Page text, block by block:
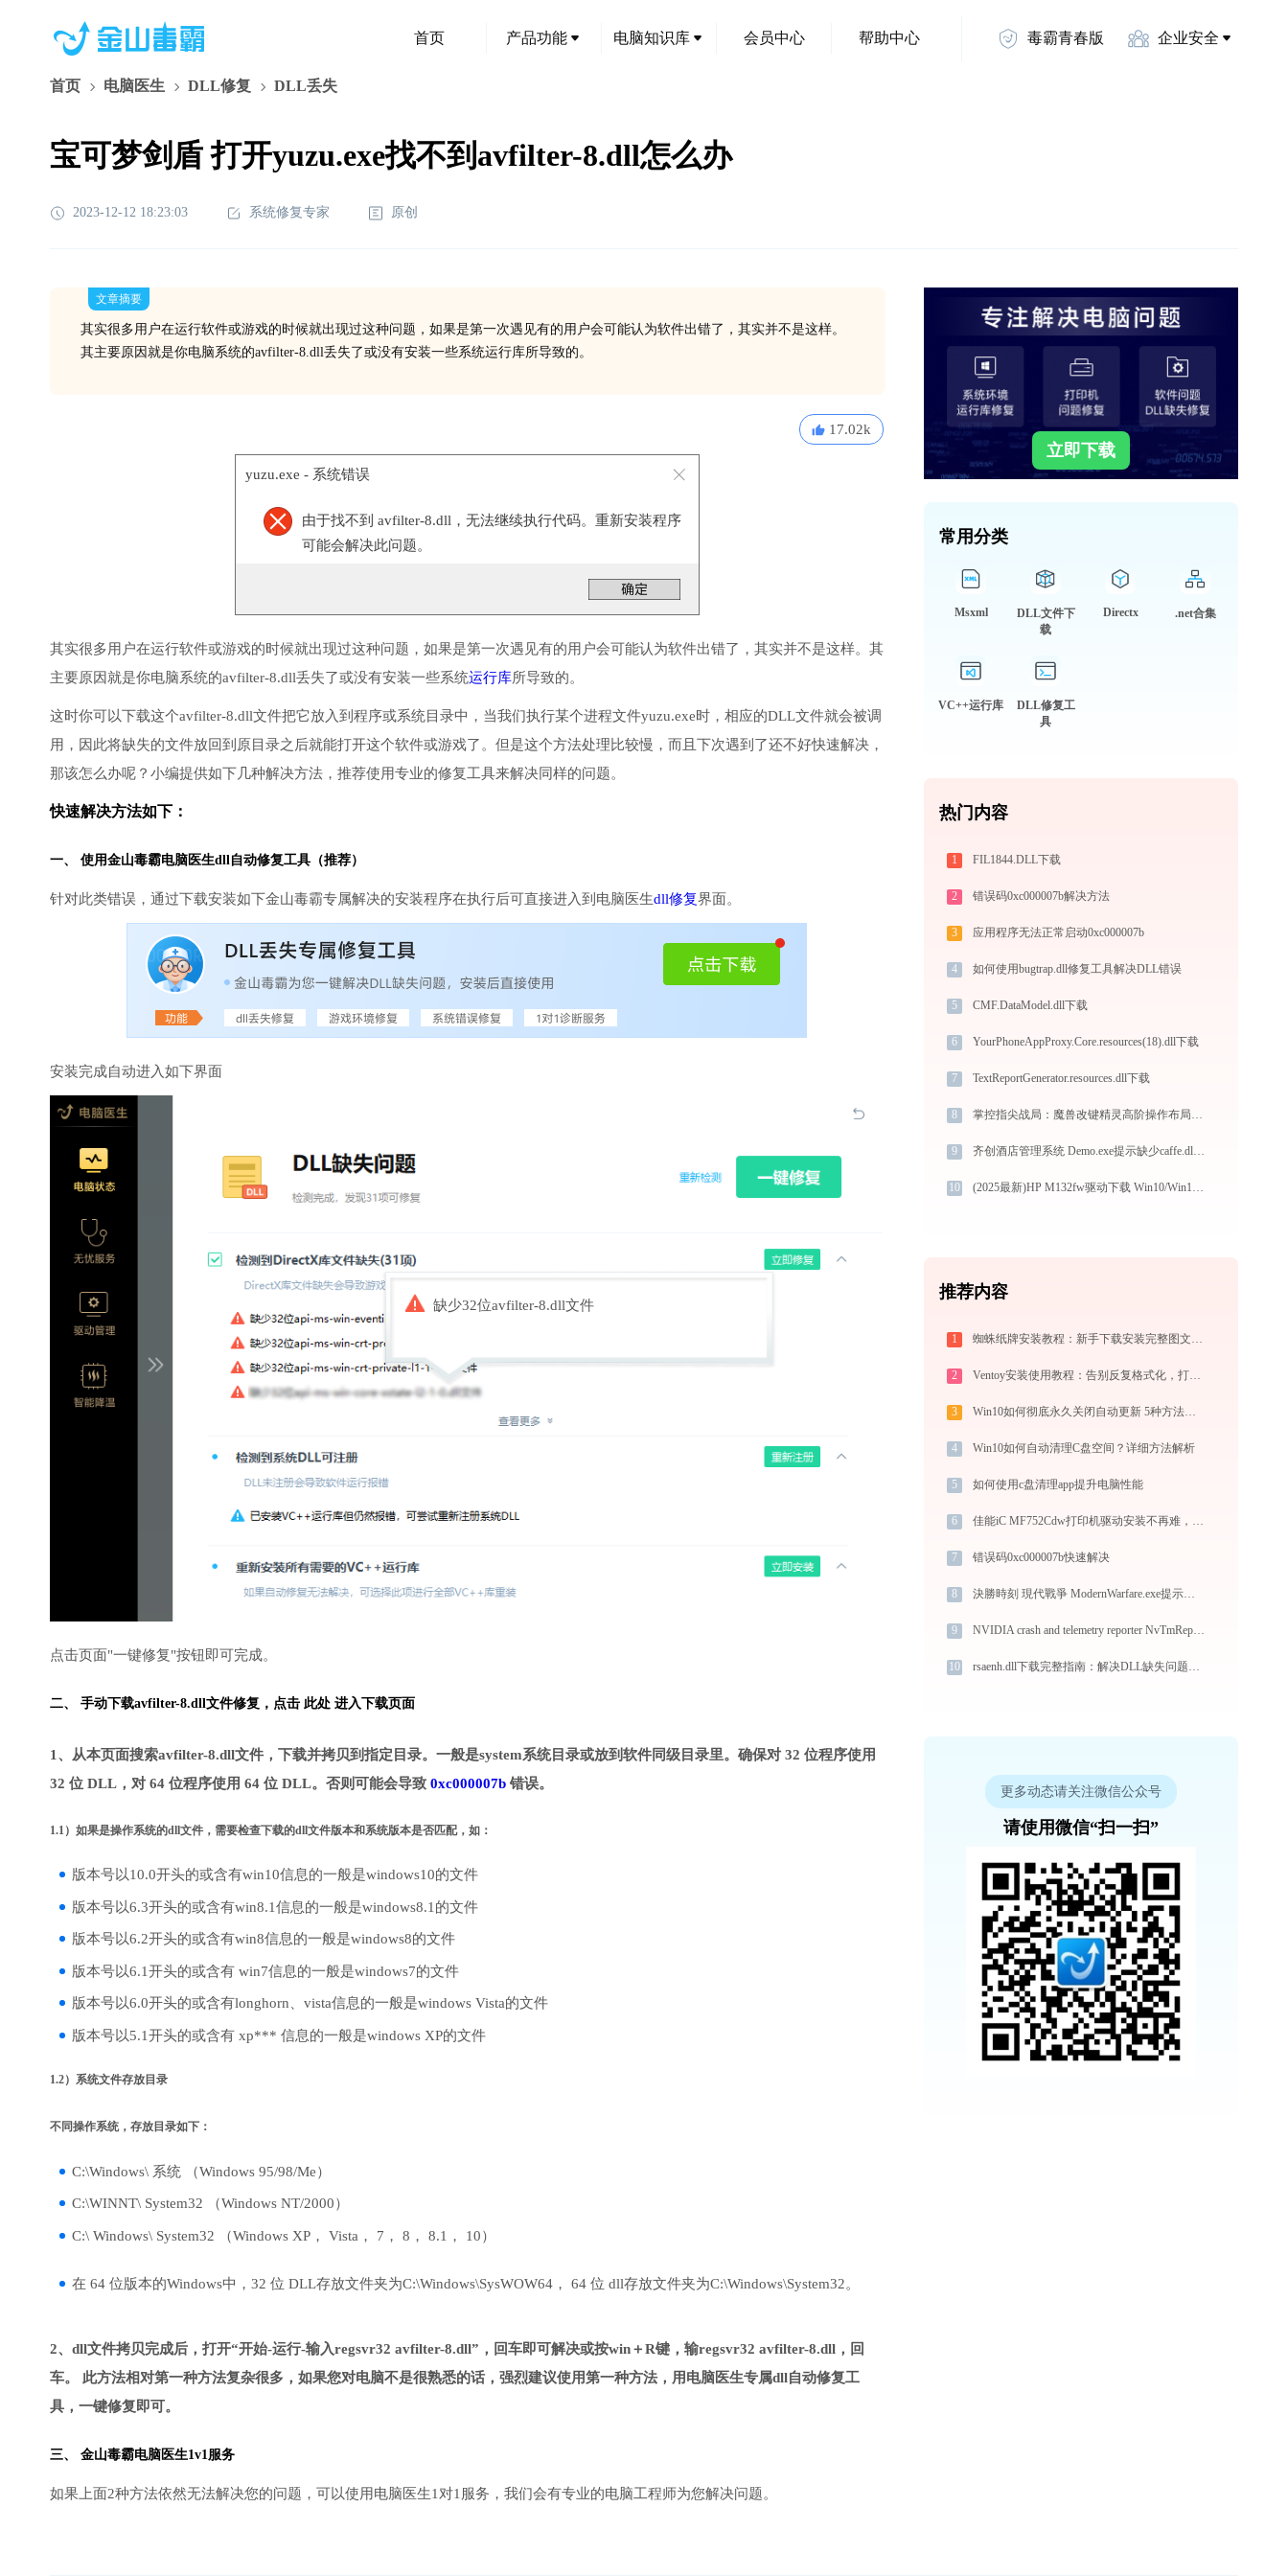
首页 产品功能 电脑知识库 会员中心 帮助中心 毒霸青春版 企业安全
首页 电脑医生 DLL修复 DLL丢失
宝可梦剑盾 打开yuzu.exe找不到avfilter-8.dll怎么办
2023-12-12 18:23:03 系统修复专家 原创
文章摘要
其实很多用户在运行软件或游戏的时候就出现过这种问题，如果是第一次遇见有的用户会可能认为软件出错了，其实并不是这样。
其主要原因就是你电脑系统的avfilter-8.dll丢失了或没有安装一些系统运行库所导致的。
17.02k
yuzu.exe - 系统错误
由于找不到 avfilter-8.dll，无法继续执行代码。重新安装程序
可能会解决此问题。
其实很多用户在运行软件或游戏的时候就出现过这种问题，如果是第一次遇见有的用户会可能认为软件出错了，其实并不是这样。其
主要原因就是你电脑系统的avfilter-8.dll丢失了或没有安装一些系统运行库所导致的。
这时你可以下载这个avfilter-8.dll文件把它放入到程序或系统目录中，当我们执行某个进程文件yuzu.exe时，相应的DLL文件就会被调
用，因此将缺失的文件放回到原目录之后就能打开这个软件或游戏了。但是这个方法处理比较慢，而且下次遇到了还不好快速解决，
那该怎么办呢？小编提供如下几种解决方法，推荐使用专业的修复工具来解决同样的问题。
快速解决方法如下：
一、 使用金山毒霸电脑医生dll自动修复工具（推荐）
针对此类错误，通过下载安装如下金山毒霸专属解决的安装程序在执行后可直接进入到电脑医生dll修复界面。
安装完成自动进入如下界面
缺少32位avfilter-8.dll文件
点击页面"一键修复"按钮即可完成。
二、 手动下载avfilter-8.dll文件修复， 点击 此处 进入下载页面
1、从本页面搜索avfilter-8.dll文件，下载并拷贝到指定目录。一般是system系统目录或放到软件同级目录里。确保对 32 位程序使用
32 位 DLL，对 64 位程序使用 64 位 DLL。否则可能会导致 0xc000007b 错误。
1.1）如果是操作系统的dll文件，需要检查下载的dll文件版本和系统版本是否匹配，如：
版本号以10.0开头的或含有win10信息的一般是windows10的文件
版本号以6.3开头的或含有win8.1信息的一般是windows8.1的文件
版本号以6.2开头的或含有win8信息的一般是windows8的文件
版本号以6.1开头的或含有 win7信息的一般是windows7的文件
版本号以6.0开头的或含有longhorn、vista信息的一般是windows Vista的文件
版本号以5.1开头的或含有 xp*** 信息的一般是windows XP的文件
1.2）系统文件存放目录
不同操作系统，存放目录如下：
C:\Windows\ 系统 （Windows 95/98/Me）
C:\WINNT\ System32 （Windows NT/2000）
C:\ Windows\ System32 （Windows XP， Vista， 7， 8， 8.1， 10）
在 64 位版本的Windows中，32 位 DLL存放文件夹为C:\Windows\SysWOW64， 64 位 dll存放文件夹为C:\Windows\System32。
2、dll文件拷贝完成后，打开“开始-运行-输入regsvr32 avfilter-8.dll”，回车即可解决或按win＋R键，输regsvr32 avfilter-8.dll，回
车。 此方法相对第一种方法复杂很多，如果您对电脑不是很熟悉的话，强烈建议使用第一种方法，用电脑医生专属dll自动修复工
具，一键修复即可。
三、 金山毒霸电脑医生1v1服务
如果上面2种方法依然无法解决您的问题，可以使用电脑医生1对1服务，我们会有专业的电脑工程师为您解决问题。
立即下载
常用分类
Msxml
DLL文件下
载
Directx .net合集
VC++运行库
DLL修复工
具
热门内容
1 FIL1844.DLL下载
2 错误码0xc000007b解决方法
3 应用程序无法正常启动0xc000007b
4 如何使用bugtrap.dll修复工具解决DLL错误
5 CMF.DataModel.dll下载
6 YourPhoneAppProxy.Core.resources(18).dll下载
7 TextReportGenerator.resources.dll下载
8 掌控指尖战局：魔兽改键精灵高阶操作布局与瞬发连招实战攻略
9 齐创酒店管理系统 Demo.exe提示缺少caffe.dll文件的解决办法
10 (2025最新)HP M132fw驱动下载 Win10/Win11官方版
推荐内容
1 蜘蛛纸牌安装教程：新手下载安装完整图文指南
2 Ventoy安装使用教程：告别反复格式化，打造装机必备万能U盘启动盘
3 Win10如何彻底永久关闭自动更新 5种方法教你永久关闭win10自动更新
4 Win10如何自动清理C盘空间？详细方法解析
5 如何使用c盘清理app提升电脑性能
6 佳能iC MF752Cdw打印机驱动安装不再难，跟着这些步骤一学就会
7 错误码0xc000007b快速解决
8 決勝時刻 現代戰爭 ModernWarfare.exe提示缺少anselsdk64.dll文件的解决办法
9 NVIDIA crash and telemetry reporter NvTmRep.exe系统错误messagebus.dll丢失如何解决
10 rsaenh.dll下载完整指南：解决DLL缺失问题，32/64位系统官方免费版
更多动态请关注微信公众号
请使用微信“扫一扫”